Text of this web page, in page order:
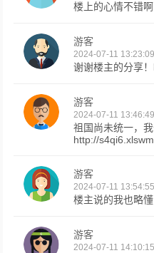
楼上的心情不错
游客
2024-07-11 13:23:09
谢谢楼主的分享
游客
2024-07-11 13:46:49
祖国尚未统一，
http://
游客
2024-07-11 13:54:55
楼主说的我也略
游客
2024-07-11 14:10:15